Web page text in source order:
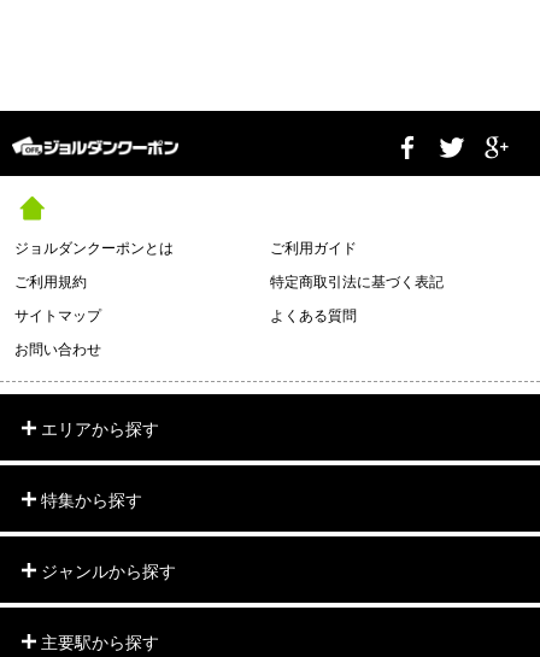
ジョルダンクーポンとは
ご利用ガイド
ご利用規約
特定商取引法に基づく表記
サイトマップ
よくある質問
お問い合わせ
エリアから探す
特集から探す
ジャンルから探す
主要駅から探す